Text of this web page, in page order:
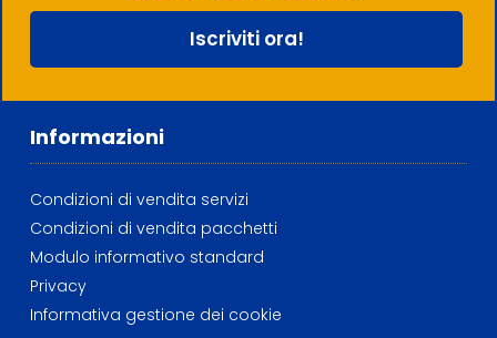
Iscriviti ora!
Informazioni
Condizioni di vendita servizi
Condizioni di vendita pacchetti
Modulo informativo standard
Privacy
Informativa gestione dei cookie